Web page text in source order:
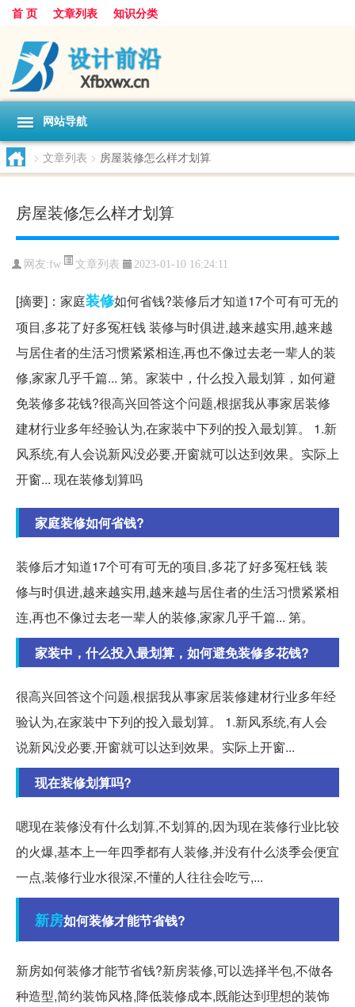
首 页 文章列表 知识分类
网站导航
> 文章列表 > 房屋装修怎么样才划算
房屋装修怎么样才划算
网友:fw 文章列表 2023-01-10 16:24:11
[摘要]：家庭装修如何省钱?装修后才知道17个可有可无的
项目,多花了好多冤枉钱 装修与时俱进,越来越实用,越来越
与居住者的生活习惯紧紧相连,再也不像过去老一辈人的装
修,家家几乎千篇... 第。家装中，什么投入最划算，如何避
免装修多花钱?很高兴回答这个问题,根据我从事家居装修
建材行业多年经验认为,在家装中下列的投入最划算。 1.新
风系统,有人会说新风没必要,开窗就可以达到效果。实际上
开窗... 现在装修划算吗
家庭装修如何省钱?
装修后才知道17个可有可无的项目,多花了好多冤枉钱 装
修与时俱进,越来越实用,越来越与居住者的生活习惯紧紧相
连,再也不像过去老一辈人的装修,家家几乎千篇... 第。
家装中，什么投入最划算，如何避免装修多花钱?
很高兴回答这个问题,根据我从事家居装修建材行业多年经
验认为,在家装中下列的投入最划算。 1.新风系统,有人会
说新风没必要,开窗就可以达到效果。实际上开窗...
现在装修划算吗?
嗯现在装修没有什么划算,不划算的,因为现在装修行业比较
的火爆,基本上一年四季都有人装修,并没有什么淡季会便宜
一点,装修行业水很深,不懂的人往往会吃亏,...
新房如何装修才能节省钱?
新房如何装修才能节省钱?新房装修,可以选择半包,不做各
种造型,简约装饰风格,降低装修成本,既能达到理想的装饰